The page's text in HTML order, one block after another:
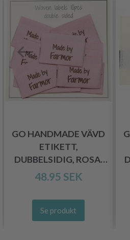
GO HANDMADE VÄVD
ETIKETT,
DUBBELSIDIG, ROSA,
35 X 19 MM, 10 ST
48.95 SEK
Se produkt